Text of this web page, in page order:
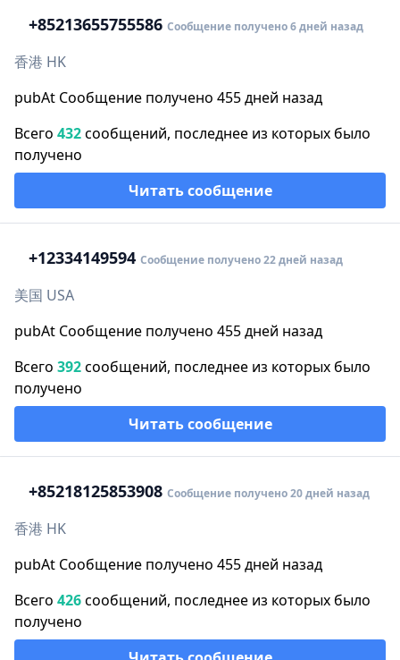
+85213655755586 Сообщение получено 6 дней назад
香港 HK
pubAt Сообщение получено 455 дней назад
Всего 432сообщений, последнее из которых было
получено
Читать сообщение
+12334149594 Сообщение получено 22 дней назад
美国 USA
pubAt Сообщение получено 455 дней назад
Всего 392сообщений, последнее из которых было
получено
Читать сообщение
+85218125853908 Сообщение получено 20 дней назад
香港 HK
pubAt Сообщение получено 455 дней назад
Всего 426сообщений, последнее из которых было
получено